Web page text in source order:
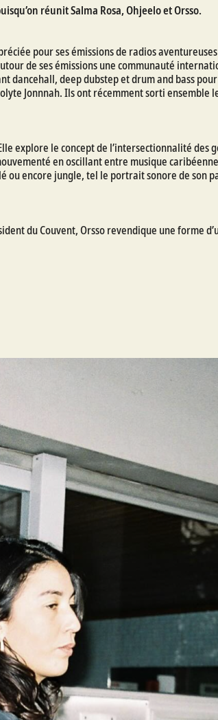
réunit Salma Rosa, Ohjeelo et Orsso.
pour ses émissions de radios
de ses émissions une communauté
deep dubstep et drum and bass
Jonnnah. Ils ont récemment sorti ensemble
le concept de l’intersectionnalité des
en oscillant entre musique
ou encore jungle, tel le portrait sonore de son
du Couvent, Orsso revendique une forme